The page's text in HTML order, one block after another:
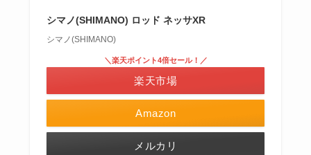
シマノ(SHIMANO) ロッド ネッサXR
シマノ(SHIMANO)
Amazon
＼楽天ポイント4倍セール！／
楽天市場
メルカリ